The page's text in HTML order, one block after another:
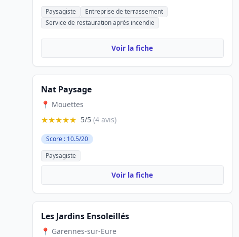
Paysagiste
Entreprise de terrassement
Service de restauration après incendie
Voir la fiche
Nat Paysage
📍 Mouettes
★★★★★ 5/5 (4 avis)
Score : 10.5/20
Paysagiste
Voir la fiche
Les Jardins Ensoleillés
📍 Garennes-sur-Eure